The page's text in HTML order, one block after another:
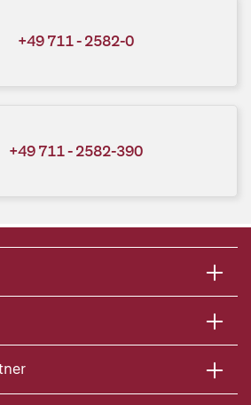
+49 711 - 2582-0
+49 711 - 2582-390